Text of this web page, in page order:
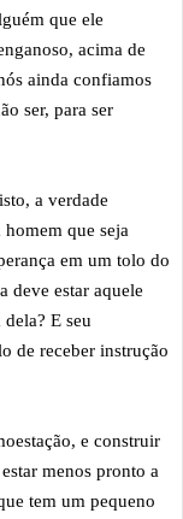
que ele
acima de
ainda confiamos
ser, para ser
a verdade
que seja
em um tolo do
deve estar aquele
E seu
de receber instrução
e construir
menos pronto a
tem um pequeno